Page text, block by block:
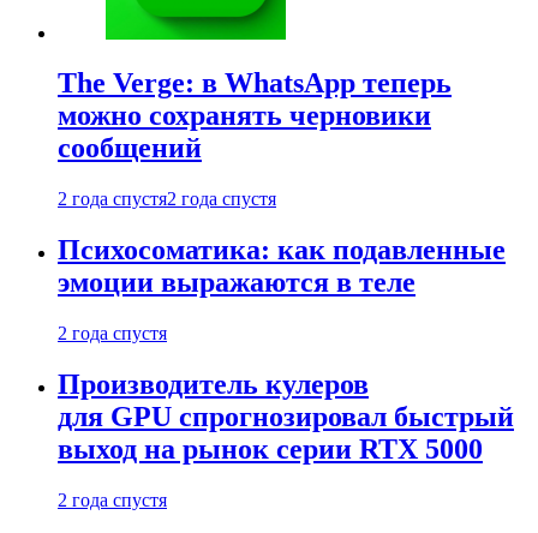
The Verge: в WhatsApp теперь
можно сохранять черновики
сообщений
2 года спустя2 года спустя
Психосоматика: как подавленные
эмоции выражаются в теле
2 года спустя
Производитель кулеров
для GPU спрогнозировал быстрый
выход на рынок серии RTX 5000
2 года спустя